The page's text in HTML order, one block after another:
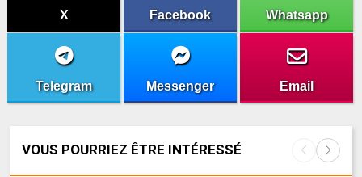
X Facebook Whatsapp
Telegram Messenger Email
VOUS POURRIEZ ÊTRE INTÉRESSÉ